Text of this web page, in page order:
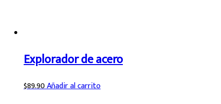
Explorador de acero
$89.90Añadir al carrito